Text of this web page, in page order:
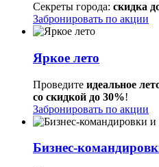
Секреты города: скидка
Забронировать по акции
Яркое лето
Проведите идеальное
со скидкой до 30%!
Забронировать по акции
Бизнес-